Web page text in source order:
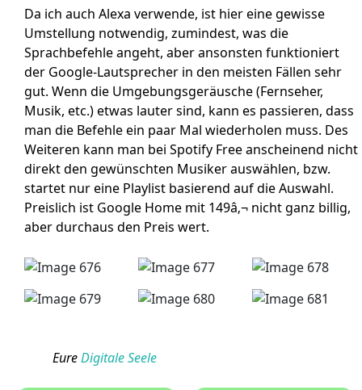
Da ich auch Alexa verwende, ist hier eine gewisse
Umstellung notwendig, zumindest, was die
Sprachbefehle angeht, aber ansonsten funktioniert
der Google-Lautsprecher in den meisten Fällen sehr
gut. Wenn die Umgebungsgeräusche (Fernseher,
Musik, etc.) etwas lauter sind, kann es passieren, dass
man die Befehle ein paar Mal wiederholen muss. Des
Weiteren kann man bei Spotify Free anscheinend nicht
direkt den gewünschten Musiker auswählen, bzw.
startet nur eine Playlist basierend auf die Auswahl.
Preislich ist Google Home mit 149â‚¬ nicht ganz billig,
aber durchaus den Preis wert.
EureDigitale Seele